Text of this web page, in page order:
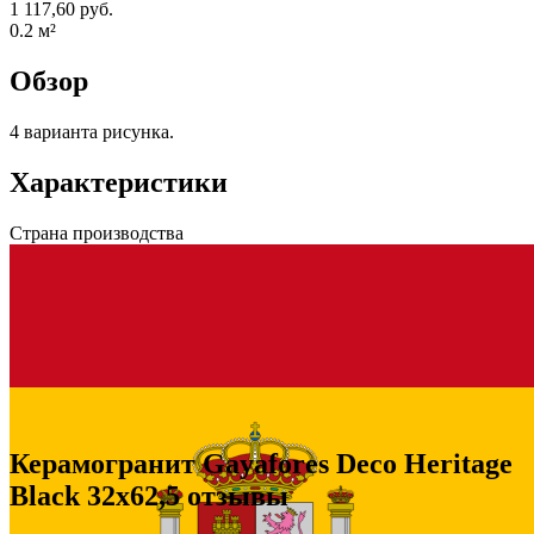
1 117,60 руб.
0.2 м²
Обзор
4 варианта рисунка.
Характеристики
Страна производства
Керамогранит Gayafores Deco Heritage
Black 32x62,5 отзывы